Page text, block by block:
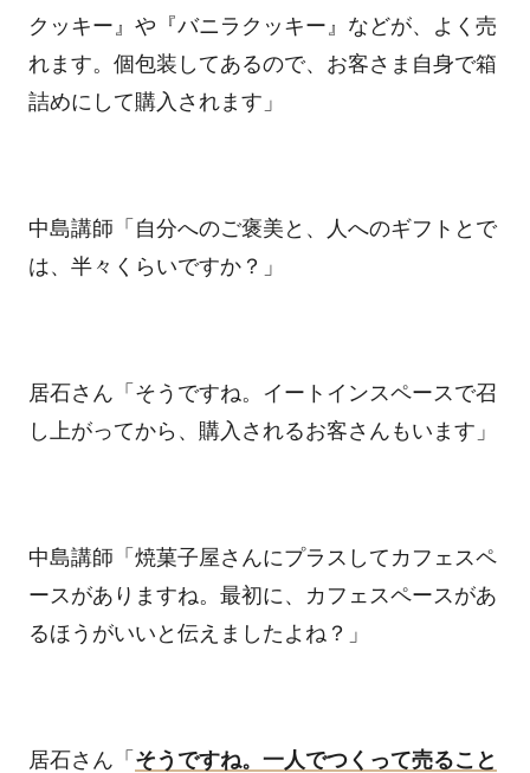
クッキー』や『バニラクッキー』などが、よく売
れます。個包装してあるので、お客さま自身で箱
詰めにして購入されます」
中島講師「自分へのご褒美と、人へのギフトとで
は、半々くらいですか？」
居石さん「そうですね。イートインスペースで召
し上がってから、購入されるお客さんもいます」
中島講師「焼菓子屋さんにプラスしてカフェスペ
ースがありますね。最初に、カフェスペースがあ
るほうがいいと伝えましたよね？」
居石さん「 そうですね。一人でつくって売ること